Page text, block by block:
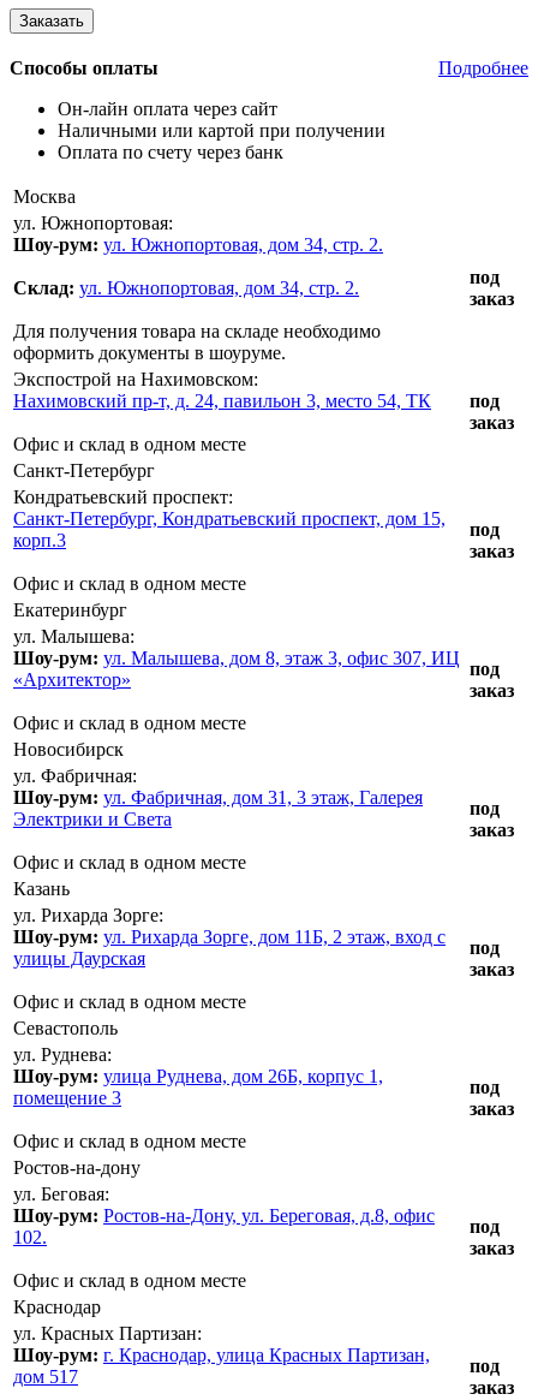
Способы оплаты
Подробнее
Он-лайн оплата через сайт
Наличными или картой при получении
Оплата по счету через банк
Москва
ул. Южнопортовая:
Шоу-рум: ул. Южнопортовая, дом 34, стр. 2.
Склад: ул. Южнопортовая, дом 34, стр. 2.
Для получения товара на складе необходимо
оформить документы в шоуруме.
под
заказ
Экспострой на Нахимовском:
Нахимовский пр-т, д. 24, павильон 3, место 54, ТК
Офис и склад в одном месте
под
заказ
Санкт-Петербург
Кондратьевский проспект:
Санкт-Петербург, Кондратьевский проспект, дом 15,
корп.3
Офис и склад в одном месте
под
заказ
Екатеринбург
ул. Малышева:
Шоу-рум: ул. Малышева, дом 8, этаж 3, офис 307, ИЦ
«Архитектор»
Офис и склад в одном месте
под
заказ
Новосибирск
ул. Фабричная:
Шоу-рум: ул. Фабричная, дом 31, 3 этаж, Галерея
Электрики и Света
Офис и склад в одном месте
под
заказ
Казань
ул. Рихарда Зорге:
Шоу-рум: ул. Рихарда Зорге, дом 11Б, 2 этаж, вход с
улицы Даурская
Офис и склад в одном месте
под
заказ
Севастополь
ул. Руднева:
Шоу-рум: улица Руднева, дом 26Б, корпус 1,
помещение 3
Офис и склад в одном месте
под
заказ
Ростов-на-дону
ул. Беговая:
Шоу-рум: Ростов-на-Дону, ул. Береговая, д.8, офис
102.
Офис и склад в одном месте
под
заказ
Краснодар
ул. Красных Партизан:
Шоу-рум: г. Краснодар, улица Красных Партизан,
дом 517
под
заказ